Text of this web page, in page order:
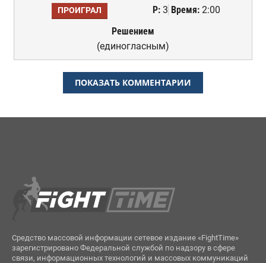
ПРОИГРАЛ Р:3 Время:2:00
Решением
(единогласным)
ПОКАЗАТЬ КОММЕНТАРИИ
Средство массовой информации сетевое издание «FightTime»
зарегистрировано Федеральной службой по надзору в сфере
связи, информационных технологий и массовых коммуникаций